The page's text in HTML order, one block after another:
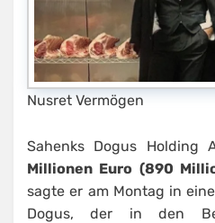
Nusret Vermögen
Sahenks Dogus Holding
Millionen Euro (890
sagte er am Montag in
Dogus, der in den